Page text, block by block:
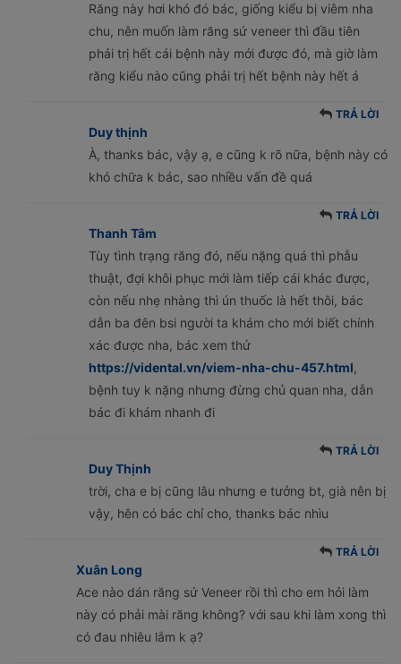
Răng này hơi khó đó bác, giống kiểu bị viêm nha
chu, nên muốn làm răng sứ veneer thì đầu tiên
phải trị hết cái bệnh này mới được đó, mà giờ làm
răng kiểu nào cũng phải trị hết bệnh này hết á
Duy thịnh
TRẢ LỜI
À, thanks bác, vậy ạ, e cũng k rõ nữa, bệnh này có
khó chữa k bác, sao nhiều vấn đề quá
Thanh Tâm
TRẢ LỜI
Tùy tình trạng răng đó, nếu nặng quá thì phẫu
thuật, đợi khôi phục mới làm tiếp cái khác được,
còn nếu nhẹ nhàng thì ún thuốc là hết thôi, bác
dẫn ba đên bsi người ta khám cho mới biết chính
xác được nha, bác xem thử
https://vidental.vn/viem-nha-chu-457.html,
bệnh tuy k nặng nhưng đừng chủ quan nha, dẫn
bác đi khám nhanh đi
Duy Thịnh
TRẢ LỜI
trời, cha e bị cũng lâu nhưng e tưởng bt, già nên bị
vậy, hên có bác chỉ cho, thanks bác nhìu
Xuân Long
TRẢ LỜI
Ace nào dán răng sứ Veneer rồi thì cho em hỏi làm
này có phải mài răng không? với sau khi làm xong thì
có đau nhiêu lắm k ạ?